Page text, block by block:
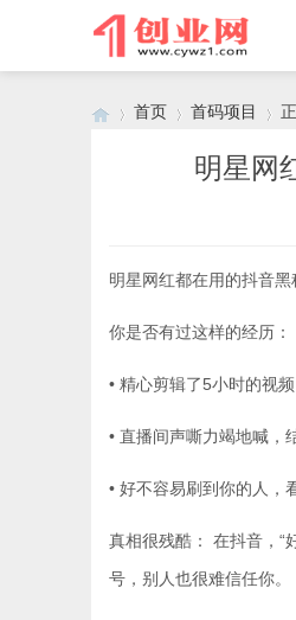
首页 首码项目
明星网
明星网红都在用的抖音
你是否有过这样的经历：
• 精心剪辑了5小时的视
• 直播间声嘶力竭地喊，
• 好不容易刷到你的人，
真相很残酷： 在抖音，
号，别人也很难信任你。